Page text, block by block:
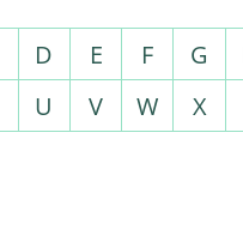
D E F G
U V W X